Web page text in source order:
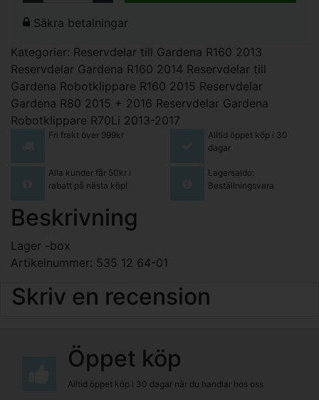
Säkra betalningar
Kategorier: Reservdelar till Gardena R160 2013
Reservdelar Gardena R160 2014 Reservdelar till
Gardena Robotklippare R160 2015 Reservdelar
Gardena R80 2015 + 2016 Reservdelar Gardena
Robotklippare R70Li 2013-2017
Fri frakt över 999kr
Alltid öppet köp i 30
dagar
Alla kunder får 50kr i
rabatt på nästa köp!
Lagersaldo:
Beställningsvara
Beskrivning
Lager -box
Artikelnummer: 535 12 64-01
Skriv en recension
Öppet köp
Alltid öppet köp i 30 dagar när du handlar hos oss